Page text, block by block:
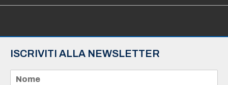
ISCRIVITI ALLA NEWSLETTER